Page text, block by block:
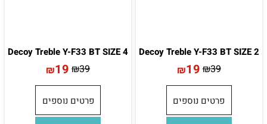
Decoy Treble Y-F33 BT SIZE 2
₪39
₪19
פרטים נוספים
Decoy Treble Y-F33 BT SIZE 4
₪39
₪19
פרטים נוספים